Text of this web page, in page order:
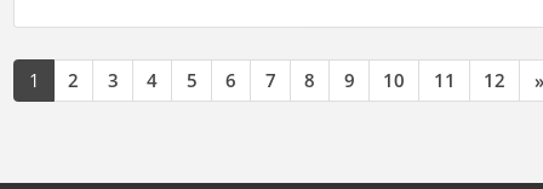
1 2 3 4 5 6 7 8 9 10 11 12 »